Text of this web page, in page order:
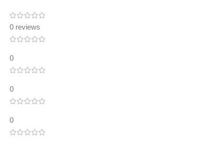
0 reviews
0
0
0